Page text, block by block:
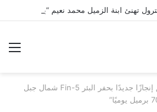
بترونفرتيتي تحقق إنجازًا جديدًا بحفر البئر Fin-5 شمال جبل